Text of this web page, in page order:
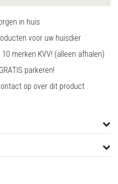
in huis
voor uw huisdier
merken KVV! (alleen afhalen)
parkeren!
op over dit product